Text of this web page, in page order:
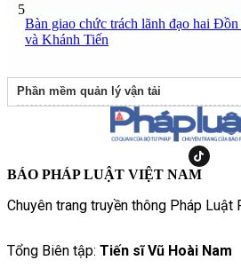
5
Bàn giao chức trách lãnh đạo hai
và Khánh Tiến
Phần mềm quản lý vận tải
BÁO PHÁP LUẬT VIỆT NAM
Chuyên trang truyền thông Pháp Luật
Tổng Biên tập: Tiến sĩ Vũ Hoài Nam